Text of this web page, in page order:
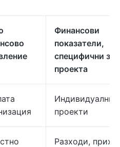
Финансови
показатели,
специфични за
проекта
Индивидуални
проекти
Разходи,